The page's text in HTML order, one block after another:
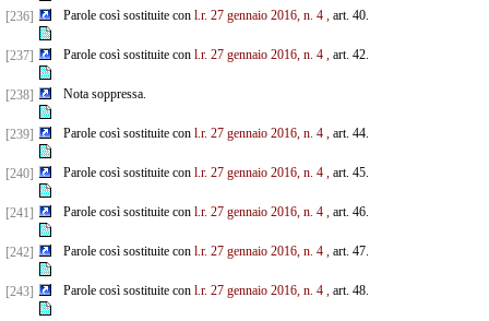
[236] Parole così sostituite con l.r. 27 gennaio 2016, n. 4 ,art. 40.
[237] Parole così sostituite con l.r. 27 gennaio 2016, n. 4 ,art. 42.
[238] Nota soppressa.
[239] Parole così sostituite con l.r. 27 gennaio 2016, n. 4 ,art. 44.
[240] Parole così sostituite con l.r. 27 gennaio 2016, n. 4 ,art. 45.
[241] Parole così sostituite con l.r. 27 gennaio 2016, n. 4 ,art. 46.
[242] Parole così sostituite con l.r. 27 gennaio 2016, n. 4 ,art. 47.
[243] Parole così sostituite con l.r. 27 gennaio 2016, n. 4 ,art. 48.